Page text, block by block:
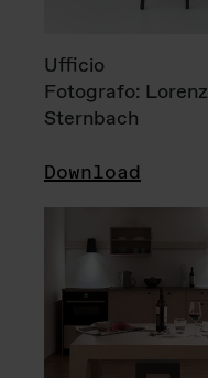
Ufficio
Fotografo: Lorenz
Sternbach
Download